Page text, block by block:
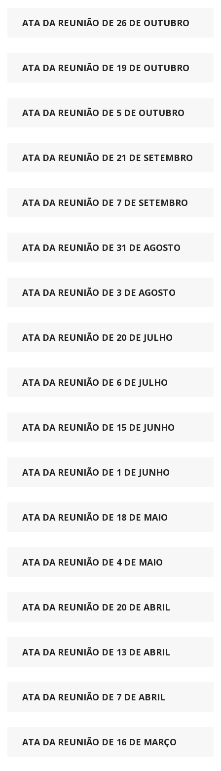
ATA DA REUNIÃO DE 26 DE OUTUBRO
ATA DA REUNIÃO DE 19 DE OUTUBRO
ATA DA REUNIÃO DE 5 DE OUTUBRO
ATA DA REUNIÃO DE 21 DE SETEMBRO
ATA DA REUNIÃO DE 7 DE SETEMBRO
ATA DA REUNIÃO DE 31 DE AGOSTO
ATA DA REUNIÃO DE 3 DE AGOSTO
ATA DA REUNIÃO DE 20 DE JULHO
ATA DA REUNIÃO DE 6 DE JULHO
ATA DA REUNIÃO DE 15 DE JUNHO
ATA DA REUNIÃO DE 1 DE JUNHO
ATA DA REUNIÃO DE 18 DE MAIO
ATA DA REUNIÃO DE 4 DE MAIO
ATA DA REUNIÃO DE 20 DE ABRIL
ATA DA REUNIÃO DE 13 DE ABRIL
ATA DA REUNIÃO DE 7 DE ABRIL
ATA DA REUNIÃO DE 16 DE MARÇO